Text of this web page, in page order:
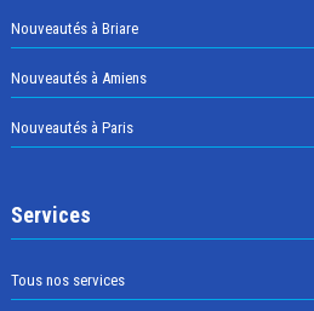
Nouveautés à Briare
Nouveautés à Amiens
Nouveautés à Paris
Services
Tous nos services